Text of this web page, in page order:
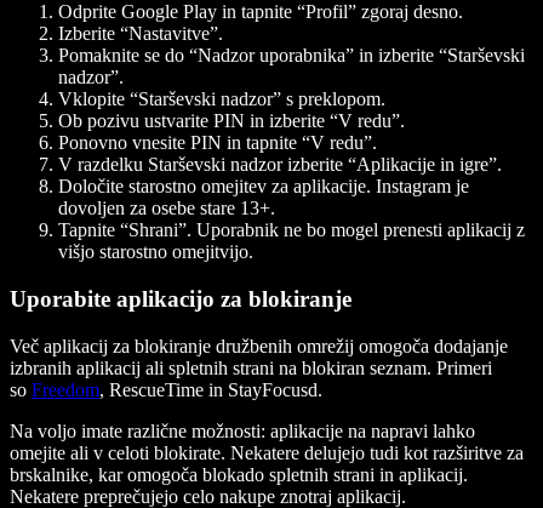
Odprite Google Play in tapnite “Profil” zgoraj desno.
Izberite “Nastavitve”.
Pomaknite se do “Nadzor uporabnika” in izberite “Starševski
nadzor”.
Vklopite “Starševski nadzor” s preklopom.
Ob pozivu ustvarite PIN in izberite “V redu”.
Ponovno vnesite PIN in tapnite “V redu”.
V razdelku Starševski nadzor izberite “Aplikacije in igre”.
Določite starostno omejitev za aplikacije. Instagram je
dovoljen za osebe stare 13+.
Tapnite “Shrani”. Uporabnik ne bo mogel prenesti aplikacij z
višjo starostno omejitvijo.
Uporabite aplikacijo za blokiranje
Več aplikacij za blokiranje družbenih omrežij omogoča dodajanje
izbranih aplikacij ali spletnih strani na blokiran seznam. Primeri
so Freedom, RescueTime in StayFocusd.
Na voljo imate različne možnosti: aplikacije na napravi lahko
omejite ali v celoti blokirate. Nekatere delujejo tudi kot razširitve za
brskalnike, kar omogoča blokado spletnih strani in aplikacij.
Nekatere preprečujejo celo nakupe znotraj aplikacij.